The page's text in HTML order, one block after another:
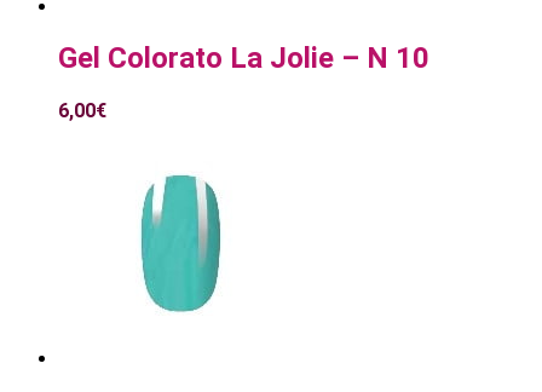
Gel Colorato La Jolie – N 10
6,00€